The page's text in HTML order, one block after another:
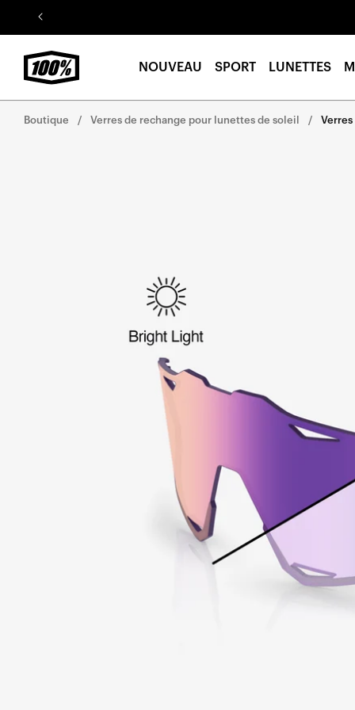
Aller au
contenu
NOUVEAU SPORT LUNETTES
Boutique Verres de rechange pour lunettes de soleil